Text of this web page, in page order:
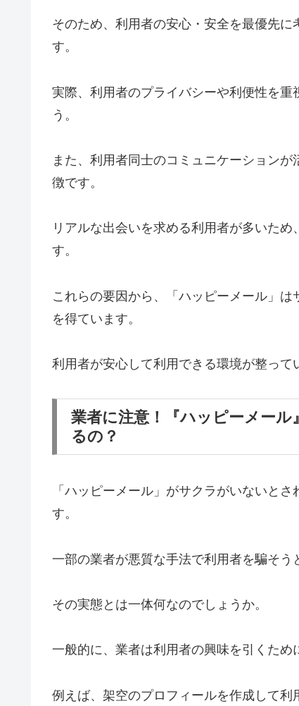
そのため、利用者の安心・安全を最優先
す。
実際、利用者のプライバシーや利便性を
う。
また、利用者同士のコミュニケーション
徴です。
リアルな出会いを求める利用者が多いた
す。
これらの要因から、「ハッピーメール」
を得ています。
利用者が安心して利用できる環境が整って
業者に注意！『ハッピーメー
るの？
「ハッピーメール」がサクラがいないと
す。
一部の業者が悪質な手法で利用者を騙そう
その実態とは一体何なのでしょうか。
一般的に、業者は利用者の興味を引くため
例えば、架空のプロフィールを作成して